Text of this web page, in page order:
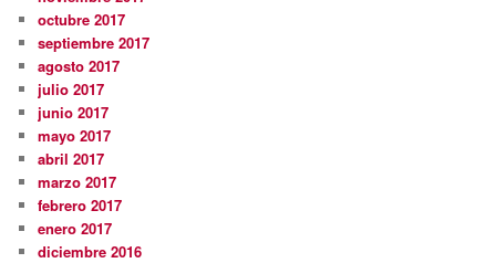
octubre 2017
septiembre 2017
agosto 2017
julio 2017
junio 2017
mayo 2017
abril 2017
marzo 2017
febrero 2017
enero 2017
diciembre 2016